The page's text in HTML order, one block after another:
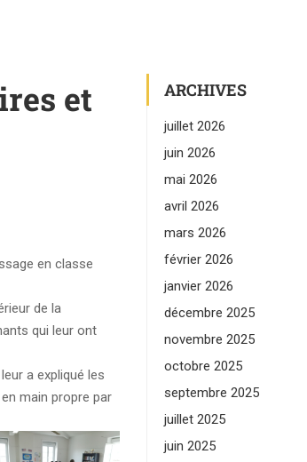
et
en classe
de la
qui leur ont
a expliqué les
main propre par
ARCHIVES
juillet 2026
juin 2026
mai 2026
avril 2026
mars 2026
février 2026
janvier 2026
décembre 2025
novembre 2025
octobre 2025
septembre 2025
juillet 2025
juin 2025